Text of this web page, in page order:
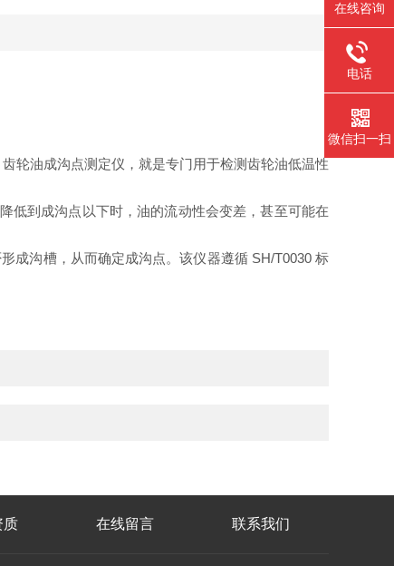
轮油成沟点测定仪，就是专门用于检测齿轮油低温性
低到成沟点以下时，油的流动性会变差，甚至可能在
成沟槽，从而确定成沟点。该仪器遵循 SH/T0030 标
质 在线留言 联系我们
在线咨询
电话
微信扫一扫